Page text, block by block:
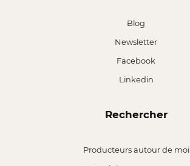
Blog
Newsletter
Facebook
Linkedin
Rechercher
Producteurs autour de moi